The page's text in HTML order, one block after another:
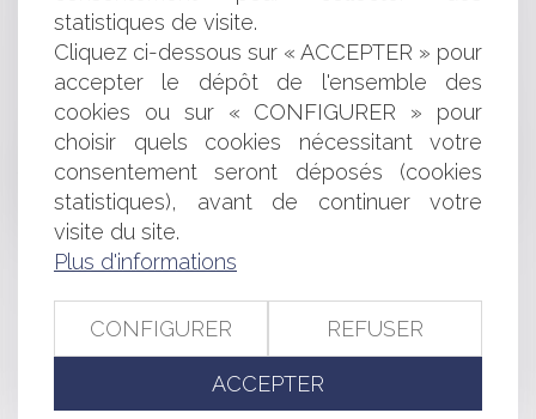
Le monopole du conseil juridique des avocats et la
question écrite de Marc Le Fur
Microsoft: une sanction exemplaire infligée par la
Commission européenne
L'irrégularité d'une consultation préalable à la
délivrance d'une autorisation d'urbanisme n'entache pas
forcément d'illégalité la décision
Marisol Touraine annonce les orientations de la réforme
de l'hôpital
< ... 358 359 360 361 362 363 364 ...
>>
statistiques de visite.
Cliquez ci-dessous sur « ACCEPTER » pour
accepter le dépôt de l'ensemble des
cookies ou sur « CONFIGURER » pour
choisir quels cookies nécessitant votre
consentement seront déposés (cookies
statistiques), avant de continuer votre
visite du site.
Plus d'informations
CONFIGURER REFUSER
ACCEPTER